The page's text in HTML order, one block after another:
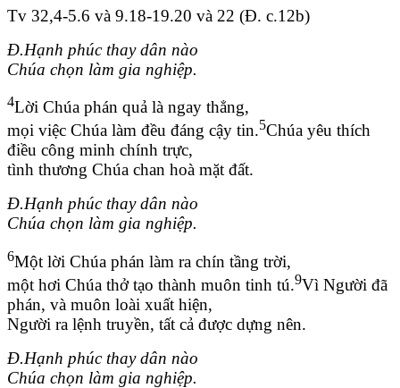
Tv 32,4-5.6 và 9.18-19.20 và 22 (Đ. c.12b)
Đ.Hạnh phúc thay dân nào
Chúa chọn làm gia nghiệp.
4Lời Chúa phán quả là ngay thẳng,
mọi việc Chúa làm đều đáng cậy tin.5Chúa yêu thích
điều công minh chính trực,
tình thương Chúa chan hoà mặt đất.
Đ.Hạnh phúc thay dân nào
Chúa chọn làm gia nghiệp.
6Một lời Chúa phán làm ra chín tầng trời,
một hơi Chúa thở tạo thành muôn tinh tú.9Vì Người đã
phán, và muôn loài xuất hiện,
Người ra lệnh truyền, tất cả được dựng nên.
Đ.Hạnh phúc thay dân nào
Chúa chọn làm gia nghiệp.